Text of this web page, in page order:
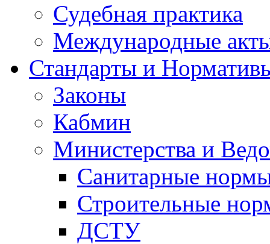
Судебная практика
Международные
Стандарты и
Законы
Кабмин
Министерства и
Санитарные
Строительные
ДСТУ